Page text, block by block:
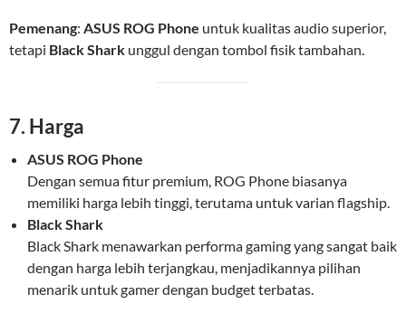
Pemenang: ASUS ROG Phone untuk kualitas audio superior,
tetapi Black Shark unggul dengan tombol fisik tambahan.
7. Harga
ASUS ROG Phone
Dengan semua fitur premium, ROG Phone biasanya
memiliki harga lebih tinggi, terutama untuk varian flagship.
Black Shark
Black Shark menawarkan performa gaming yang sangat baik
dengan harga lebih terjangkau, menjadikannya pilihan
menarik untuk gamer dengan budget terbatas.